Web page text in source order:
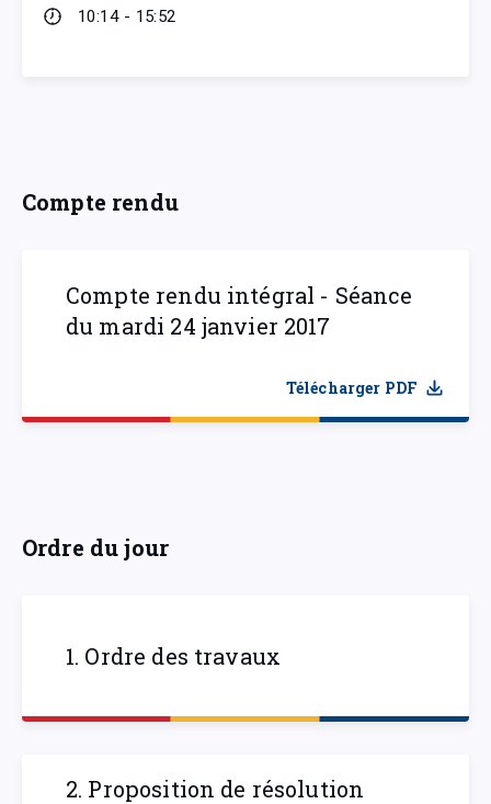
10:14 - 15:52
Compte rendu
Compte rendu intégral - Séance
du mardi 24 janvier 2017
Télécharger PDF
Ordre du jour
1. Ordre des travaux
2. Proposition de résolution